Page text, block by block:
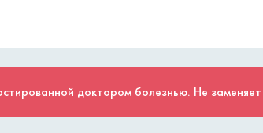
доктором болезнью. Не